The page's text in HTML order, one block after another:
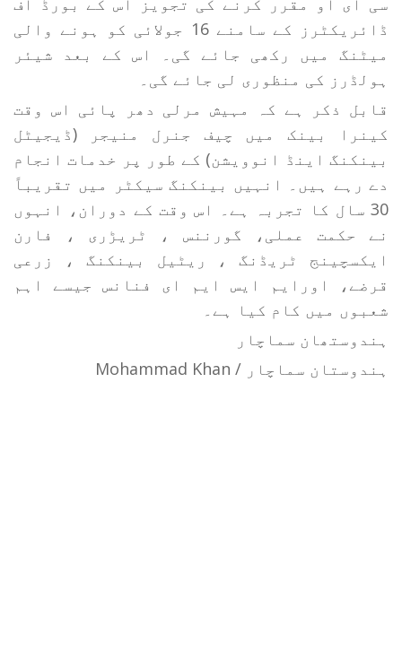
ڈائریکٹرز کے سامنے 16 جولائی کو ہونے والی
میٹنگ میں رکھی جائے گی۔ اس کے بعد شیئر
ہولڈرز کی منظوری لی جائے گی۔
قابل ذکر ہے کہ مہیش مرلی دھر پائی اس وقت
کینرا بینک میں چیف جنرل منیجر (ڈیجیٹل
بینکنگ اینڈ انوویشن) کے طور پر خدمات انجام
دے رہے ہیں۔ انہیں بینکنگ سیکٹر میں تقریباً
30 سال کا تجربہ ہے۔ اس وقت کے دوران، انہوں
نے حکمت عملی، گورننس ، ٹریڑری ، فارن
ایکسچینج ٹریڈنگ ، ریٹیل بینکنگ ، زرعی
قرضے، اورایم ایس ایم ای فنانس جیسے اہم
شعبوں میں کام کیا ہے۔
ہندوستھان سماچار
ہندوستان سماچار / Mohammad Khan